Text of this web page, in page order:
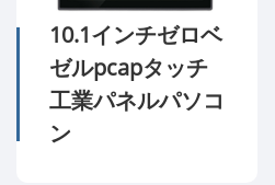
10.1インチゼロベ
ゼルpcapタッチ
工業パネルパソコ
ン